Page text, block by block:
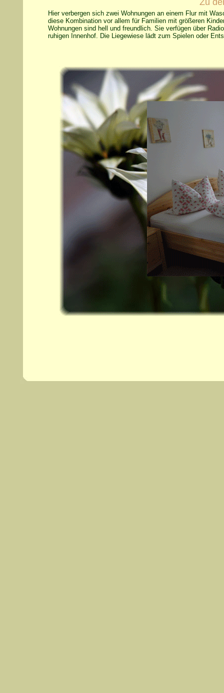
Hier verbergen sich zwei Wohnungen an einem Flur mit
diese Kombination vor allem für Familien mit größeren
Wohnungen sind hell und freundlich. Sie verfügen über
ruhigen Innenhof. Die Liegewiese lädt zum Spielen oder